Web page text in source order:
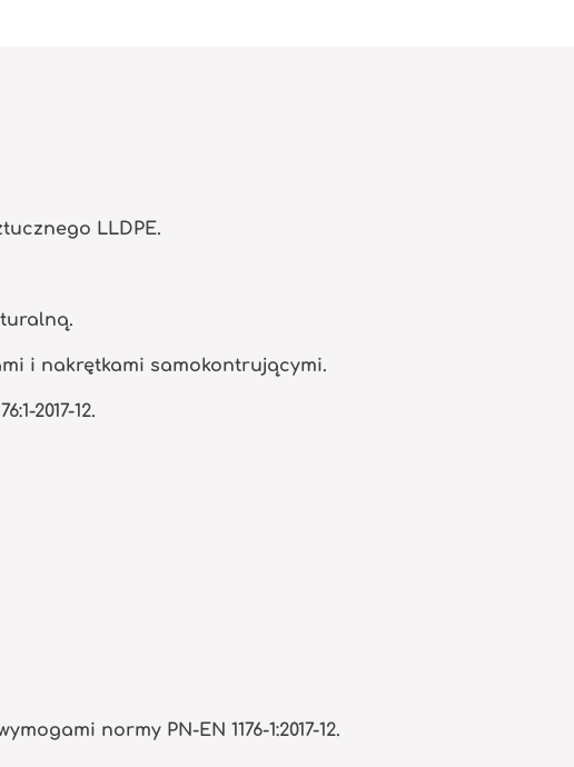
LLDPE.
i nakrętkami samokontrującymi.
2017-12.
normy PN-EN 1176-1:2017-12.